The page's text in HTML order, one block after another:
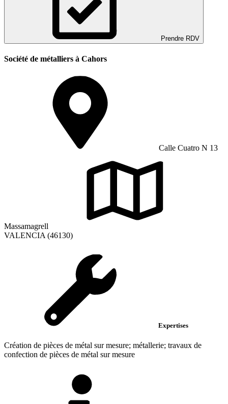
Prendre RDV
Société de métalliers à Cahors
Calle Cuatro N 13
Massamagrell
VALENCIA (46130)
Expertises
Création de pièces de métal sur mesure; métallerie; travaux de
confection de pièces de métal sur mesure